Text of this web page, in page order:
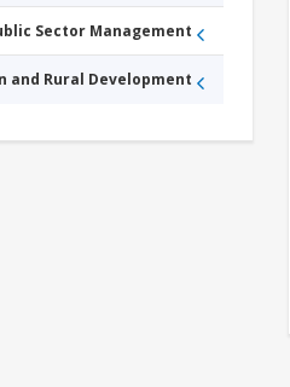
Sector Management
and Rural Development